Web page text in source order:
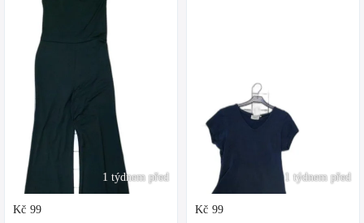
1 týdnem před
Kč 99
1 týdnem před
Kč 99